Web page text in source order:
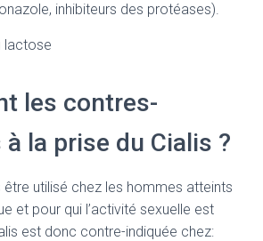
inhibiteurs des protéases).
lactose
les contres-
la prise du Cialis ?
être utilisé chez les hommes atteints
et pour qui l’activité sexuelle est
est donc contre-indiquée chez: